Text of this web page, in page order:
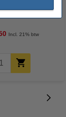
A4 - 80 g/m²
Incl. 21% btw